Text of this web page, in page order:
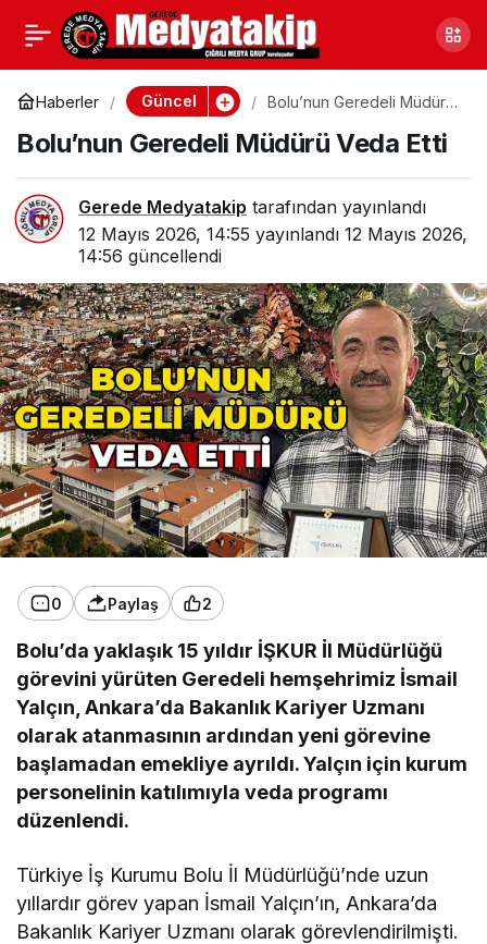
Haberler Güncel
Bolu’nun Geredeli Müdürü
Bolu’nun Geredeli Müdürü Veda Etti
Gerede Medyatakip tarafından yayınlandı
12 Mayıs 2026, 14:55 yayınlandı 12 Mayıs 2026,
14:56 güncellendi
0 Paylaş 2
Bolu’da yaklaşık 15 yıldır İŞKUR İl Müdürlüğü
görevini yürüten Geredeli hemşehrimiz İsmail
Yalçın, Ankara’da Bakanlık Kariyer Uzmanı
olarak atanmasının ardından yeni görevine
başlamadan emekliye ayrıldı. Yalçın için kurum
personelinin katılımıyla veda programı
düzenlendi.
Türkiye İş Kurumu Bolu İl Müdürlüğü’nde uzun
yıllardır görev yapan İsmail Yalçın’ın, Ankara’da
Bakanlık Kariyer Uzmanı olarak görevlendirilmişti.
Bolu’daki
Operasyonların
Merkezindeki Şirkete
Kayyum Atandı
Paylaş